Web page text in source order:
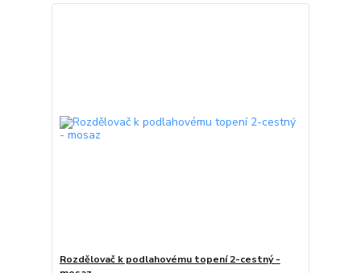
Rozdělovač k podlahovému topení 2-cestný -